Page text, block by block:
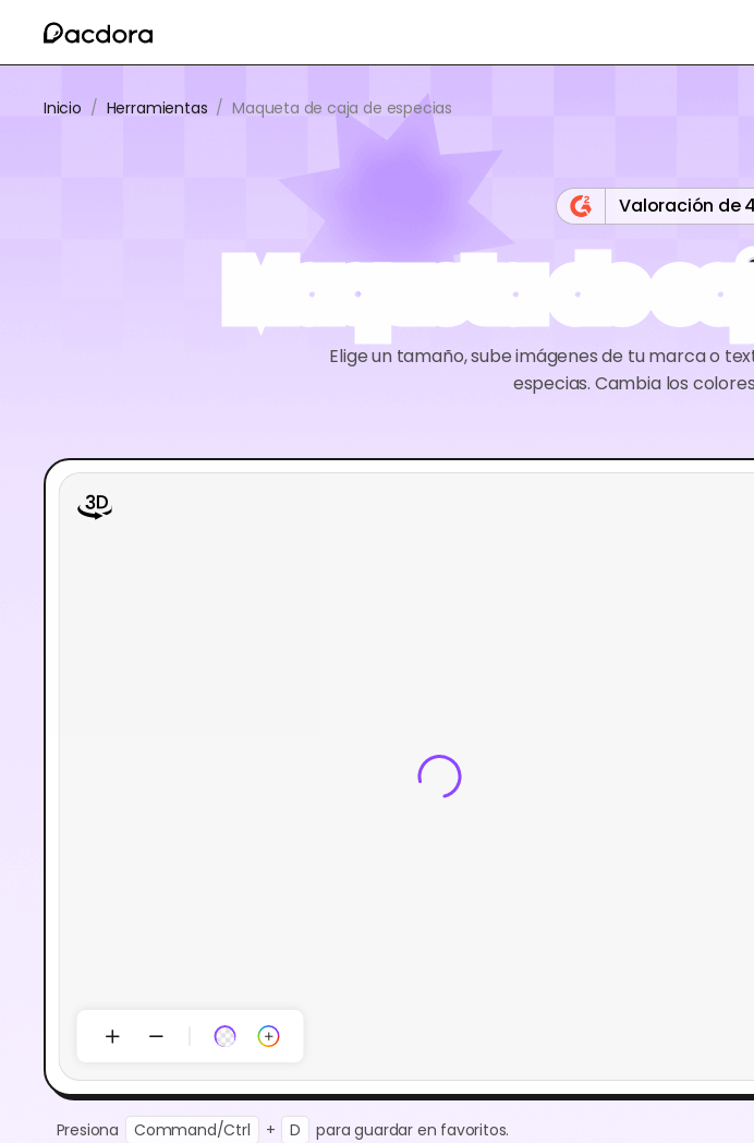
Inicio / Herramientas / Maqueta de caja de especias
Valoración de
Maqueta de
Elige un tamaño, sube imágenes de tu marca o
especias. Cambia los
Presiona Command/Ctrl + D para guardar en favoritos.